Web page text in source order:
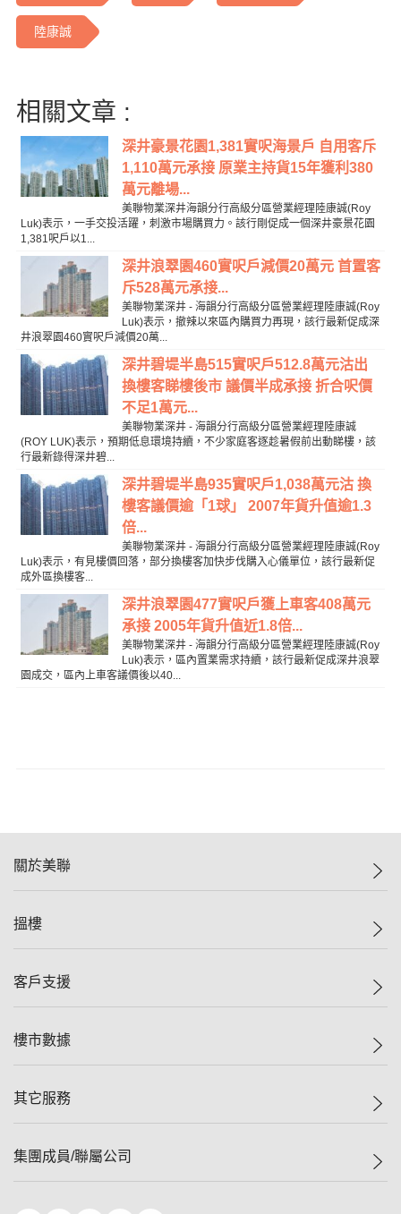
陸康誠
相關文章 :
深井豪景花園1,381實呎海景戶 自用客斥
1,110萬元承接 原業主持貨15年獲利380
萬元離場...
美聯物業深井海韻分行高級分區營業經理陸康誠(Roy
Luk)表示，一手交投活躍，刺激市場購買力。該行剛促成一個深井豪景花園
1,381呎戶以1...
深井浪翠園460實呎戶減價20萬元 首置客
斥528萬元承接...
美聯物業深井 - 海韻分行高級分區營業經理陸康誠(Roy
Luk)表示，撤辣以來區內購買力再現，該行最新促成深
井浪翠園460實呎戶減價20萬...
深井碧堤半島515實呎戶512.8萬元沽出
換樓客睇樓後市 議價半成承接 折合呎價
不足1萬元...
美聯物業深井 - 海韻分行高級分區營業經理陸康誠
(ROY LUK)表示，預期低息環境持續，不少家庭客逐趁暑假前出動睇樓，該
行最新錄得深井碧...
深井碧堤半島935實呎戶1,038萬元沽 換
樓客議價逾「1球」 2007年貨升值逾1.3
倍...
美聯物業深井 - 海韻分行高級分區營業經理陸康誠(Roy
Luk)表示，有見樓價回落，部分換樓客加快步伐購入心儀單位，該行最新促
成外區換樓客...
深井浪翠園477實呎戶獲上車客408萬元
承接 2005年貨升值近1.8倍...
美聯物業深井 - 海韻分行高級分區營業經理陸康誠(Roy
Luk)表示，區內置業需求持續，該行最新促成深井浪翠
園成交，區內上車客議價後以40...
關於美聯
美聯集團
人才招募
搵樓
一手新盤
減價
美聯豪宅
獨家樓盤
租盤
客戶支援
自助放盤
查詢熱線
按揭計算機
負擔能力計算機
轉按計算機
樓市數據
樓價指數
歷史成交
其它服務
屋苑專頁
集團成員/聯屬公司
美聯物業